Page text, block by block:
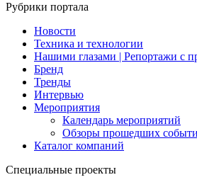
Рубрики портала
Новости
Техника и технологии
Нашими глазами | Репортажи с
Бренд
Тренды
Интервью
Мероприятия
Календарь мероприятий
Обзоры прошедших
Каталог компаний
Специальные проекты